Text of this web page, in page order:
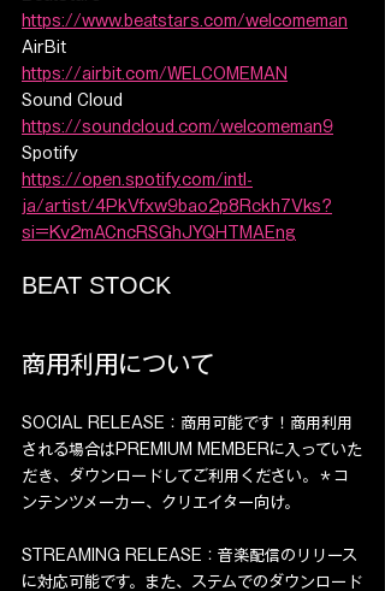
https://www.beatstars.com/welcomeman
AirBit
https://airbit.com/WELCOMEMAN
Sound Cloud
https://soundcloud.com/welcomeman9
Spotify
https://open.spotify.com/intl-
ja/artist/4PkVfxw9bao2p8Rckh7Vks?
si=Kv2mACncRSGhJYQHTMAEng
BEAT STOCK
商用利用について
SOCIAL RELEASE：商用可能です！商用利用
される場合はPREMIUM MEMBERに入っていた
だき、ダウンロードしてご利用ください。＊コ
ンテンツメーカー、クリエイター向け。
STREAMING RELEASE：音楽配信のリリース
に対応可能です。また、ステムでのダウンロード